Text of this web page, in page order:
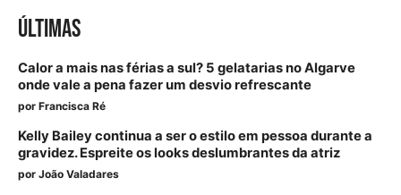
ÚLTIMAS
Calor a mais nas férias a sul? 5 gelatarias no Algarve
onde vale a pena fazer um desvio refrescante
por Francisca Ré
Kelly Bailey continua a ser o estilo em pessoa durante a
gravidez. Espreite os looks deslumbrantes da atriz
por João Valadares